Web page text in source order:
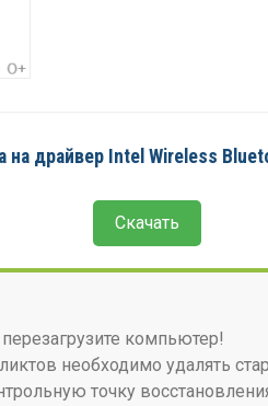
на драйвер Intel Wireless
Скачать
компьютер!
необходимо удалять
точку